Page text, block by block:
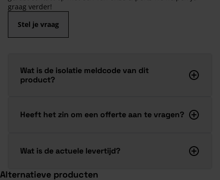
graag verder!
Stel je vraag
Wat is de isolatie meldcode van dit
product?
Heeft het zin om een offerte aan te vragen?
Wat is de actuele levertijd?
Alternatieve producten